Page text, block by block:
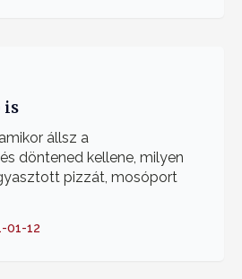
is
állsz a
döntened kellene, milyen
pizzát, mosóport
01-12